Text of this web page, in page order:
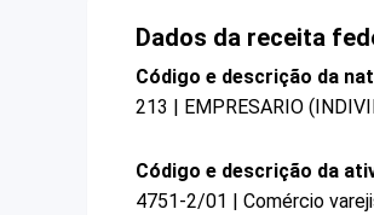
Dados da receita
Código e descrição da
213 | EMPRESARIO
Código e descrição da
4751-2/01 | Comércio